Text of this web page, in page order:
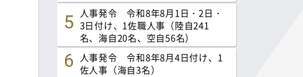
人事発令 令和8年8月1日・2日・
3日付け、1佐職人事（陸自241
名、海自20名、空自56名）
人事発令 令和8年8月4日付け、1
佐人事（海自3名）